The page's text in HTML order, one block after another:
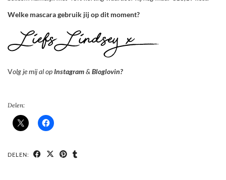
Welke mascara gebruik jij op dit moment?
Volg je mij al opInstagram& Bloglovin?
Delen:
DELEN: